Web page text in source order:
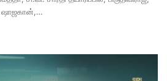
ஷாஜகான்,…